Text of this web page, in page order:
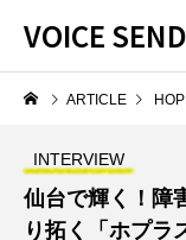
VOICE
ARTICLE
INTERVIEW
仙台で輝く！障
り拓く「ホプラ